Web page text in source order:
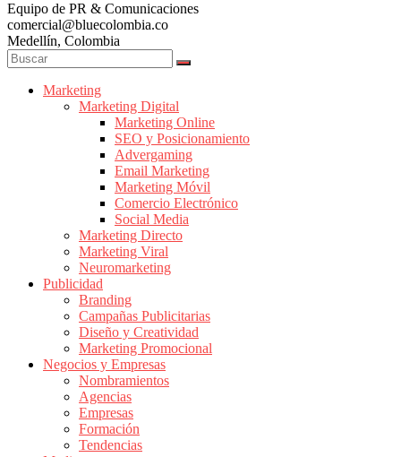
Marketing
Colombia
|
Revistas
Marketing
Publicidad
Colombia
Magazine
Publicidad
Marketing
Noticias
Equipo de PR & Comunicaciones
comercial@bluecolombia.co
Medellín, Colombia
Marketing
Marketing Digital
Marketing Online
SEO y Posicionamiento
Advergaming
Email Marketing
Marketing Móvil
Comercio Electrónico
Social Media
Marketing Directo
Marketing Viral
Neuromarketing
Publicidad
Branding
Campañas Publicitarias
Diseño y Creatividad
Marketing Promocional
Negocios y Empresas
Nombramientos
Agencias
Empresas
Formación
Tendencias